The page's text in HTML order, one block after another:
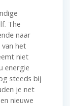
The
naar
het
niet
energie
steeds bij
je net
nieuwe